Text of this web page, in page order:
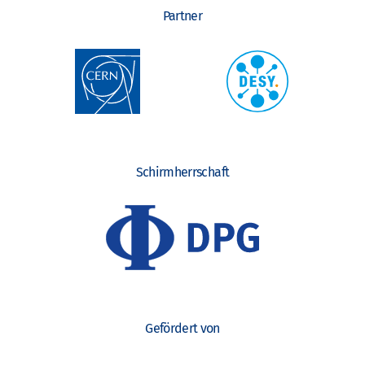
Partner
Schirmherrschaft
Gefördert von